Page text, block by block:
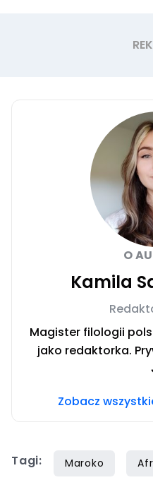
O
Kamila
Magister filologii
jako redaktorka.
zwłaszcza
Zobacz
Tagi: Maroko